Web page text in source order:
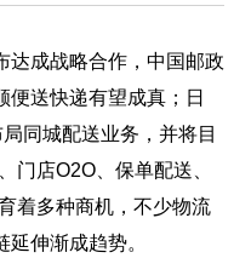
成战略合作，中国邮政
便送快递有望成真；日
同城配送业务，并将目
门店O2O、保单配送、
着多种商机，不少物流
伸渐成趋势。